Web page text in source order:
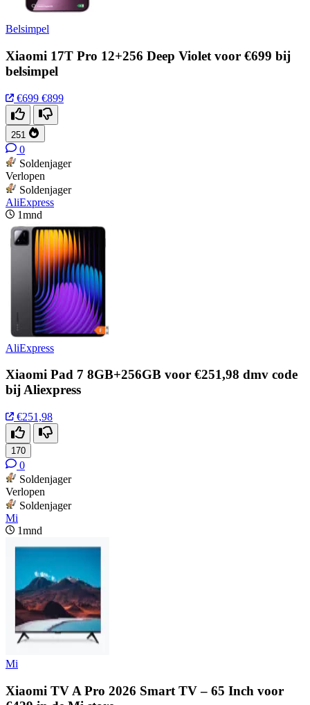
Belsimpel
Xiaomi 17T Pro 12+256 Deep Violet voor €699 bij
belsimpel
€699 €899
251
0
Soldenjager
Verlopen
Soldenjager
AliExpress
1mnd
AliExpress
Xiaomi Pad 7 8GB+256GB voor €251,98 dmv code
bij Aliexpress
€251,98
170
0
Soldenjager
Verlopen
Soldenjager
Mi
1mnd
Mi
Xiaomi TV A Pro 2026 Smart TV – 65 Inch voor